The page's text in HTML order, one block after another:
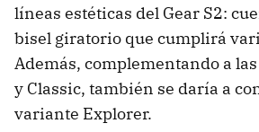
líneas estéticas del Gear S2:
bisel giratorio que cumplirá
Además, complementando a
y Classic, también se daría a
variante Explorer.